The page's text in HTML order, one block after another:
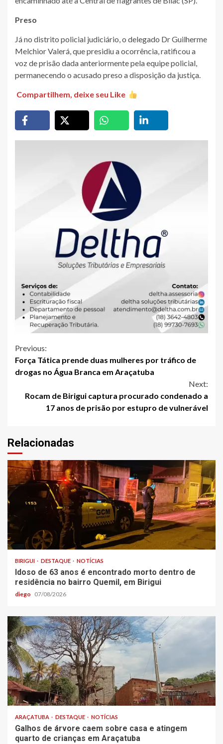
Preso
Já no distrito policial judiciário, o delegado Dr Guilherme
Melchior Valerá, que presidiu a ocorrência, ratificou a
voz de prisão dada anteriormente pela equipe policial,
permanecendo o acusado preso a disposição da justiça.
Compartilhem, deixe seu Like
Continue
Reading
Previous:
Força Tática prende duas mulheres por tráfico de
drogas no Água Branca em Araçatuba
Next:
Rocam de Birigui captura procurado condenado a
17 anos de prisão por estupro de vulnerável
Relacionadas
BIRIGUI DESTAQUE NOTÍCIAS
Idoso de 63 anos é encontrado morto dentro de
residência no bairro Quemil, em Birigui
diego 07/08/2026
ARAÇATUBA DESTAQUE NOTÍCIAS
Galhos de árvore caem sobre casa e atingem
quarto de crianças em Araçatuba